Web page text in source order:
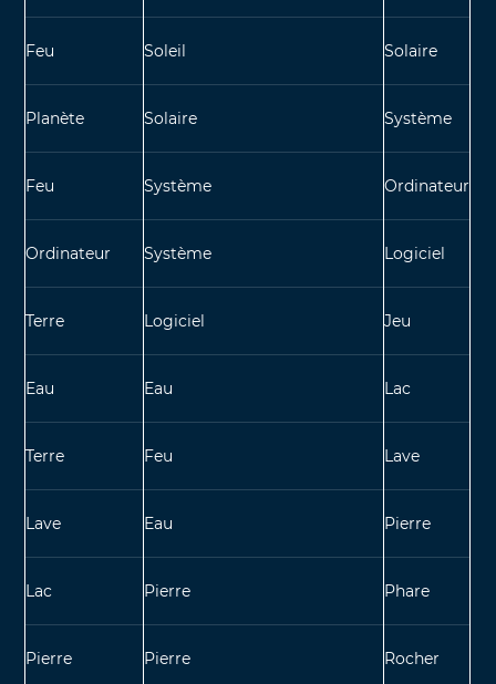
Feu Soleil Solaire
Planète Solaire Système
Feu Système Ordinateur
Ordinateur Système Logiciel
Terre Logiciel Jeu
Eau Eau Lac
Terre Feu Lave
Lave Eau Pierre
Lac Pierre Phare
Pierre Pierre Rocher